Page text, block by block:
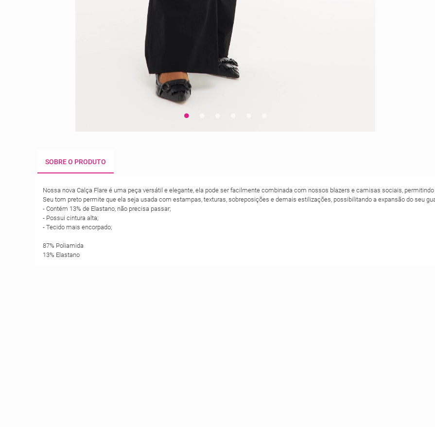
SOBRE O PRODUTO
Nossa nova Calça Flare é uma peça versátil e elegante, ela pode ser facilmente combinada com nossos blazers e camisas sociais,
Seu tom preto permite que ela seja usada com estampas, texturas, sobreposições e demais estilizações, possibilitando a expansão do seu
- Contém 13% de Elastano, não precisa passar;
- Possui cintura alta;
- Tecido mais encorpado;
87% Poliamida
13% Elastano